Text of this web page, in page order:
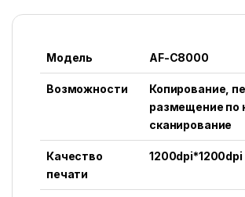
Модель AF-C8000
Возможности
Копирование,
размещение по
сканирование
Качество
печати
1200dpi*1200dpi